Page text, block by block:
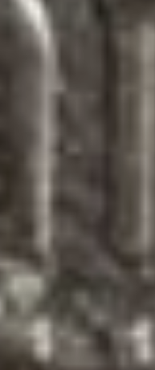
самостоятельно,
в беззаявительном
порядке.
получателей страховых
пенсий по старости.
их пенсии сравнялся
с пенсией неработающих
жителей края?
— Да, пенсии
работающим